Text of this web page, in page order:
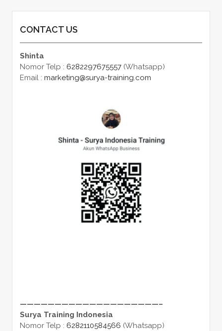
CONTACT US
Shinta
Nomor Telp : 6282297675557(Whatsapp)
Email : marketing@surya-training.com
————————————————————–
Surya Training Indonesia
Nomor Telp : 6282110584566 (Whatsapp)